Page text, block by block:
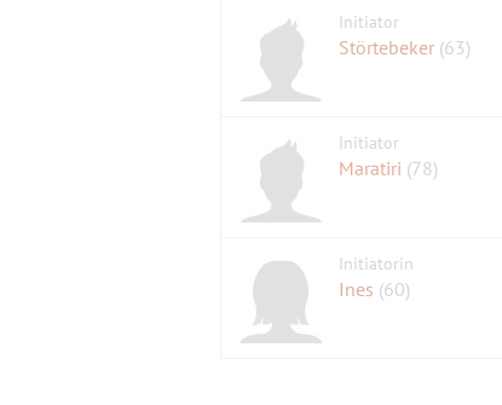
Initiator
Störtebeker (63)
Initiator
Maratiri (78)
Initiatorin
Ines (60)